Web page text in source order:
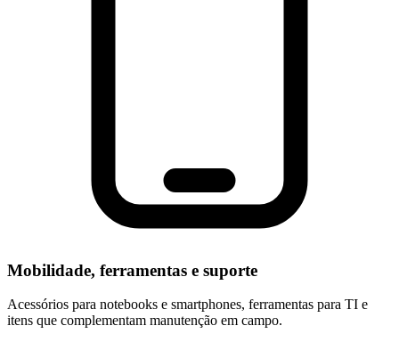
Mobilidade, ferramentas e suporte
Acessórios para notebooks e smartphones, ferramentas para TI e
itens que complementam manutenção em campo.